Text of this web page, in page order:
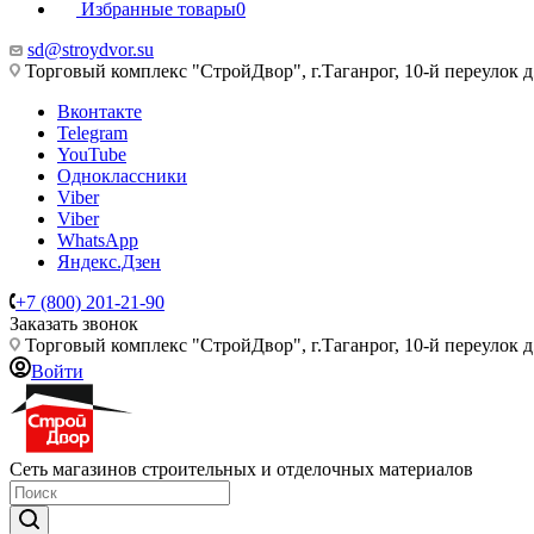
Избранные товары0
sd@stroydvor.su
Торговый комплекс "СтройДвор", г.Таганрог, 10-й переулок
Вконтакте
Telegram
YouTube
Одноклассники
Viber
Viber
WhatsApp
Яндекс.Дзен
+7 (800) 201-21-90
Заказать звонок
Торговый комплекс "СтройДвор", г.Таганрог, 10-й переулок
Войти
Сеть магазинов строительных и отделочных материалов